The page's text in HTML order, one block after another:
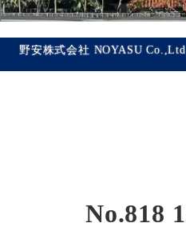
野安株式会社 NOYASU
No.818